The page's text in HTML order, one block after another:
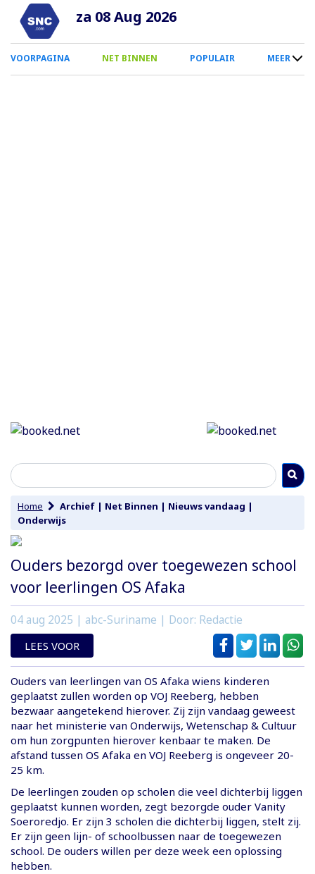
Overslaan
naar
inhoud
za 08 Aug 2026
0
Smartphone
VOORPAGINA NET BINNEN POPULAIR MEER
Home Archief | Net Binnen | Nieuws vandaag |
Onderwijs
Ouders bezorgd over toegewezen school
voor leerlingen OS Afaka
04 aug 2025 | abc-Suriname | Door: Redactie
LEES VOOR
Ouders van leerlingen van OS Afaka wiens kinderen
geplaatst zullen worden op VOJ Reeberg, hebben
bezwaar aangetekend hierover. Zij zijn vandaag geweest
naar het ministerie van Onderwijs, Wetenschap & Cultuur
om hun zorgpunten hierover kenbaar te maken. De
afstand tussen OS Afaka en VOJ Reeberg is ongeveer 20-
25 km.
De leerlingen zouden op scholen die veel dichterbij liggen
geplaatst kunnen worden, zegt bezorgde ouder Vanity
Soeroredjo. Er zijn 3 scholen die dichterbij liggen, stelt zij.
Er zijn geen lijn- of schoolbussen naar de toegewezen
school. De ouders willen per deze week een oplossing
hebben.